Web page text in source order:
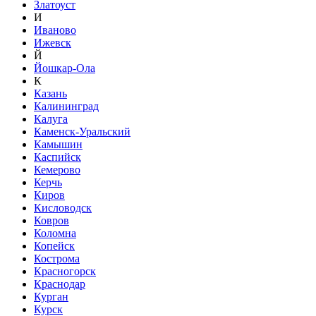
Златоуст
И
Иваново
Ижевск
Й
Йошкар-Ола
К
Казань
Калининград
Калуга
Каменск-Уральский
Камышин
Каспийск
Кемерово
Керчь
Киров
Кисловодск
Ковров
Коломна
Копейск
Кострома
Красногорск
Краснодар
Курган
Курск